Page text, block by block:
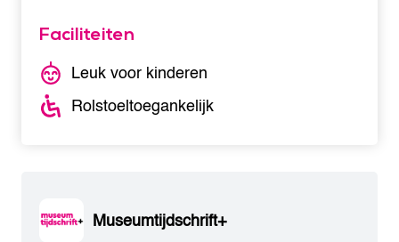
Faciliteiten
Leuk voor kinderen
Rolstoeltoegankelijk
Museumtijdschrift+